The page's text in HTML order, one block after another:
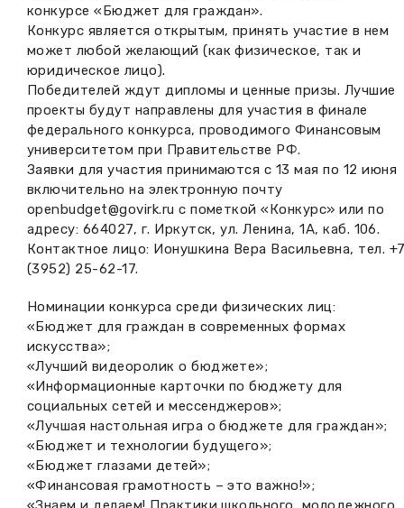
Научные издания
Новости
Прейскурант
Фонды и коллекции
Партнеры
Дирекция
Научно-фондовый отдел
Мемориальный дом А.М. Тюрюмина
Отчетность
Профессиональные мероприятия
конкурсе «Бюджет для граждан».
Конкурс является открытым, принять участие в нем
может любой желающий (как физическое, так и
юридическое лицо).
Победителей ждут дипломы и ценные призы. Лучшие
проекты будут направлены для участия в финале
федерального конкурса, проводимого Финансовым
университетом при Правительстве РФ.
Заявки для участия принимаются с 13 мая по 12 июня
включительно на электронную почту
openbudget@govirk.ru с пометкой «Конкурс» или по
адресу: 664027, г. Иркутск, ул. Ленина, 1А, каб. 106.
Контактное лицо: Ионушкина Вера Васильевна, тел.
(3952) 25-62-17.
Номинации конкурса среди физических лиц:
«Бюджет для граждан в современных формах
искусства»;
«Лучший видеоролик о бюджете»;
«Информационные карточки по бюджету для
социальных сетей и мессенджеров»;
«Лучшая настольная игра о бюджете для граждан»;
«Бюджет и технологии будущего»;
«Бюджет глазами детей»;
«Финансовая грамотность – это важно!»;